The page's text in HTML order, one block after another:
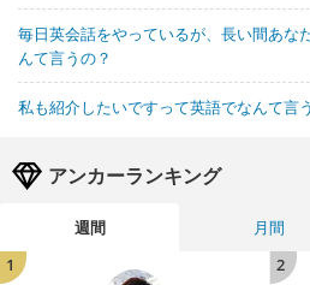
毎日英会話をやっているが、長い間あな
んて言うの？
私も紹介したいですって英語でなんて言
アンカーランキング
週間 月間
1
2